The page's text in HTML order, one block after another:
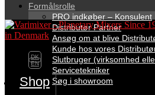
Formålsrolle
PRO indkøber – Konsulent
Distributør Partner
Ansøg om at blive
Kunde hos vores
Slutbruger (virksomhed
Servicetekniker
Søg i showroom
DK
EN
Shop